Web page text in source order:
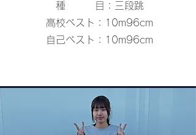
種 目：三段跳
高校ベスト：10m96cm
自己ベスト：10m96cm